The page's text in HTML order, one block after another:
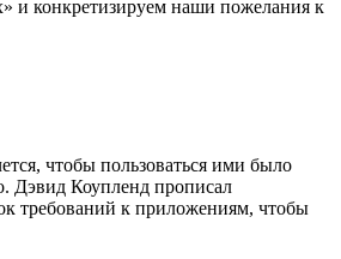
и конкретизируем наши пожелания к
чтобы пользоваться ими было
Дэвид Коупленд прописал
требований к приложениям, чтобы